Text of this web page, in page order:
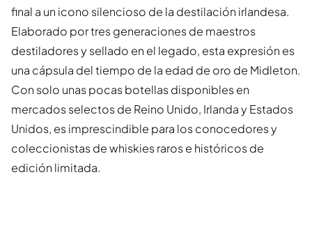
final a un icono silencioso de la destilación irlandesa.
Elaborado por tres generaciones de maestros
destiladores y sellado en el legado, esta expresión es
una cápsula del tiempo de la edad de oro de Midleton.
Con solo unas pocas botellas disponibles en
mercados selectos de Reino Unido, Irlanda y Estados
Unidos, es imprescindible para los conocedores y
coleccionistas de whiskies raros e históricos de
edición limitada.